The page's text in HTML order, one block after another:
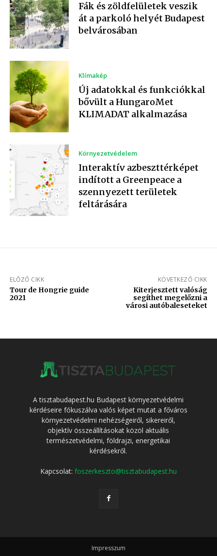
Fák és zöldfelületek veszik
át a parkoló helyét Budapest
belvárosában
Klímakép
Új adatokkal és funkciókkal
bővült a HungaroMet
KLIMADAT alkalmazása
Környezetvédelem
Interaktív azbeszttérképet
indított a Greenpeace a
szennyezett területek
feltárására
ELŐZŐ CIKK
Tour de Hongrie guide
2021
KÖVETKEZŐ CIKK
Kiterjesztett valóság
segíthet megelőzni a
városi autóbaleseteket
A tisztabudapest.hu Budapest környezetvédelmi
kérdéseire fókuszálva valós képet mutat a főváros
környezetvédelmi nehézségeiről, sikereiről,
objektív összeállításokat közöl aktuális
természetvédelmi, földrajzi, energetikai
kérdésekről.
Kapcsolat: foszerkeszto@tisztabudapest.hu
Impresszum